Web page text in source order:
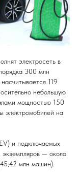
электросеть в
300 млн
119
небольшую
мощностью 150
электромобилей на
и подключаемых
— около
млн машин).